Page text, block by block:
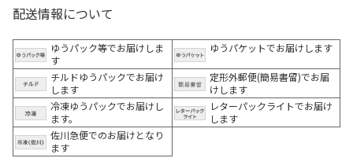
配送情報について
ゆうパック等でお届けしま
す
ゆうパケットでお届けします
チルドゆうパックでお届け
します
定形外郵便(簡易書留)でお届
けします
冷凍ゆうパックでお届けし
ます。
レターパックライトでお届け
します
佐川急便でのお届けとなり
ます